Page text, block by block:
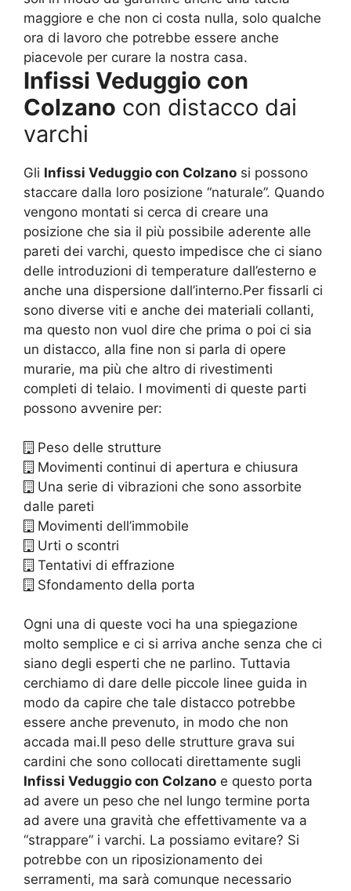
maggiore e che non ci costa nulla, solo qualche
ora di lavoro che potrebbe essere anche
piacevole per curare la nostra casa.
Infissi Veduggio con
Colzano con distacco dai
varchi
Gli Infissi Veduggio con Colzano si possono
staccare dalla loro posizione “naturale”. Quando
vengono montati si cerca di creare una
posizione che sia il più possibile aderente alle
pareti dei varchi, questo impedisce che ci siano
delle introduzioni di temperature dall’esterno e
anche una dispersione dall’interno.Per fissarli ci
sono diverse viti e anche dei materiali collanti,
ma questo non vuol dire che prima o poi ci sia
un distacco, alla fine non si parla di opere
murarie, ma più che altro di rivestimenti
completi di telaio. I movimenti di queste parti
possono avvenire per:
Peso delle strutture
Movimenti continui di apertura e chiusura
Una serie di vibrazioni che sono assorbite
dalle pareti
Movimenti dell’immobile
Urti o scontri
Tentativi di effrazione
Sfondamento della porta
Ogni una di queste voci ha una spiegazione
molto semplice e ci si arriva anche senza che ci
siano degli esperti che ne parlino. Tuttavia
cerchiamo di dare delle piccole linee guida in
modo da capire che tale distacco potrebbe
essere anche prevenuto, in modo che non
accada mai.Il peso delle strutture grava sui
cardini che sono collocati direttamente sugli
Infissi Veduggio con Colzano e questo porta
ad avere un peso che nel lungo termine porta
ad avere una gravità che effettivamente va a
“strappare” i varchi. La possiamo evitare? Si
potrebbe con un riposizionamento dei
serramenti, ma sarà comunque necessario